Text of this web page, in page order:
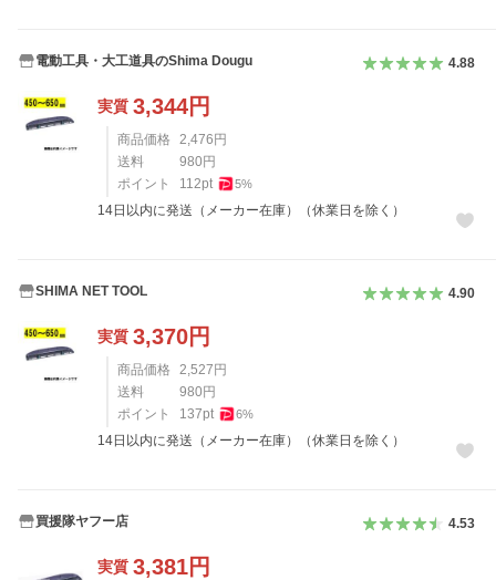
電動工具・大工道具のShima Dougu 4.88
実質 3,344円
商品価格 2,476 円
送料
980 円
ポイント
112pt 5%
14日以内に発送（メーカー在庫）（休業日を除く）
SHIMA NET TOOL 4.90
実質 3,370円
商品価格 2,527 円
送料
980 円
ポイント
137pt 6%
14日以内に発送（メーカー在庫）（休業日を除く）
買援隊ヤフー店 4.53
実質 3,381円